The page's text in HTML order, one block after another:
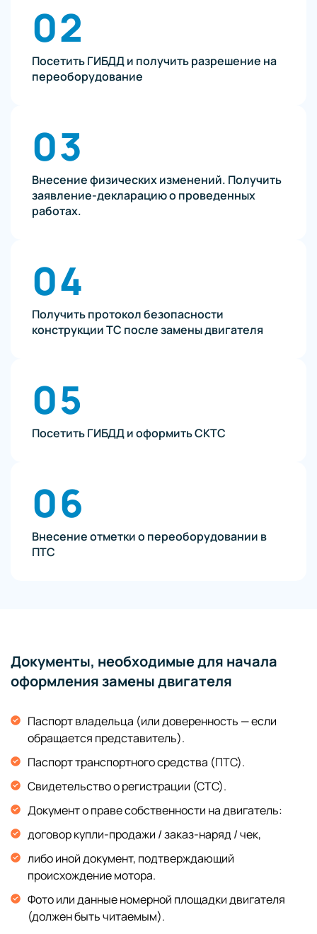
02
Посетить ГИБДД и получить разрешение на
переоборудование
03
Внесение физических изменений. Получить
заявление-декларацию о проведенных
работах.
04
Получить протокол безопасности
конструкции ТС после замены двигателя
05
Посетить ГИБДД и оформить СКТС
06
Внесение отметки о переоборудовании в
ПТС
Документы, необходимые для начала
оформления замены двигателя
Паспорт владельца (или доверенность — если
обращается представитель).
Паспорт транспортного средства (ПТС).
Свидетельство о регистрации (СТС).
Документ о праве собственности на двигатель:
договор купли-продажи / заказ-наряд / чек,
либо иной документ, подтверждающий
происхождение мотора.
Фото или данные номерной площадки двигателя
(должен быть читаемым).